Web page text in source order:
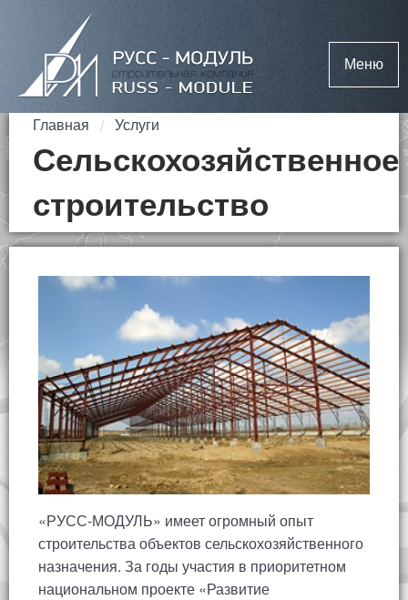
Меню
Главная Услуги
Сельскохозяйственное
строительство
«РУСС-МОДУЛЬ» имеет огромный опыт
строительства объектов сельскохозяйственного
назначения. За годы участия в приоритетном
национальном проекте «Развитие